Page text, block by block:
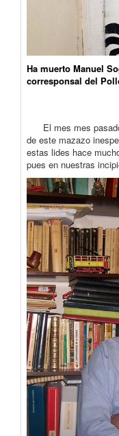
Ha muerto Manuel
corresponsal del
El mes mes pasado
de este mazazo
estas lides hace
pues en nuestras